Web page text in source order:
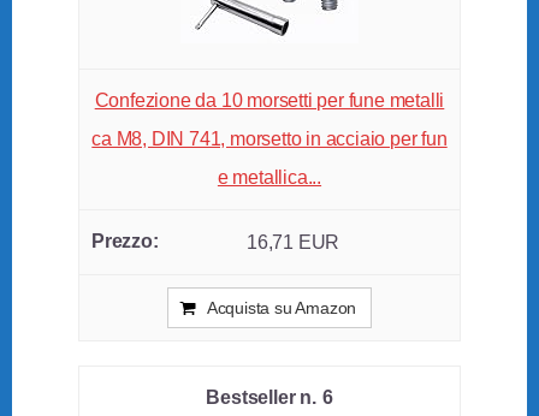
Confezione da 10 morsetti per fune metalli
ca M8, DIN 741, morsetto in acciaio per fun
e metallica...
16,71 EUR
Acquista su Amazon
6